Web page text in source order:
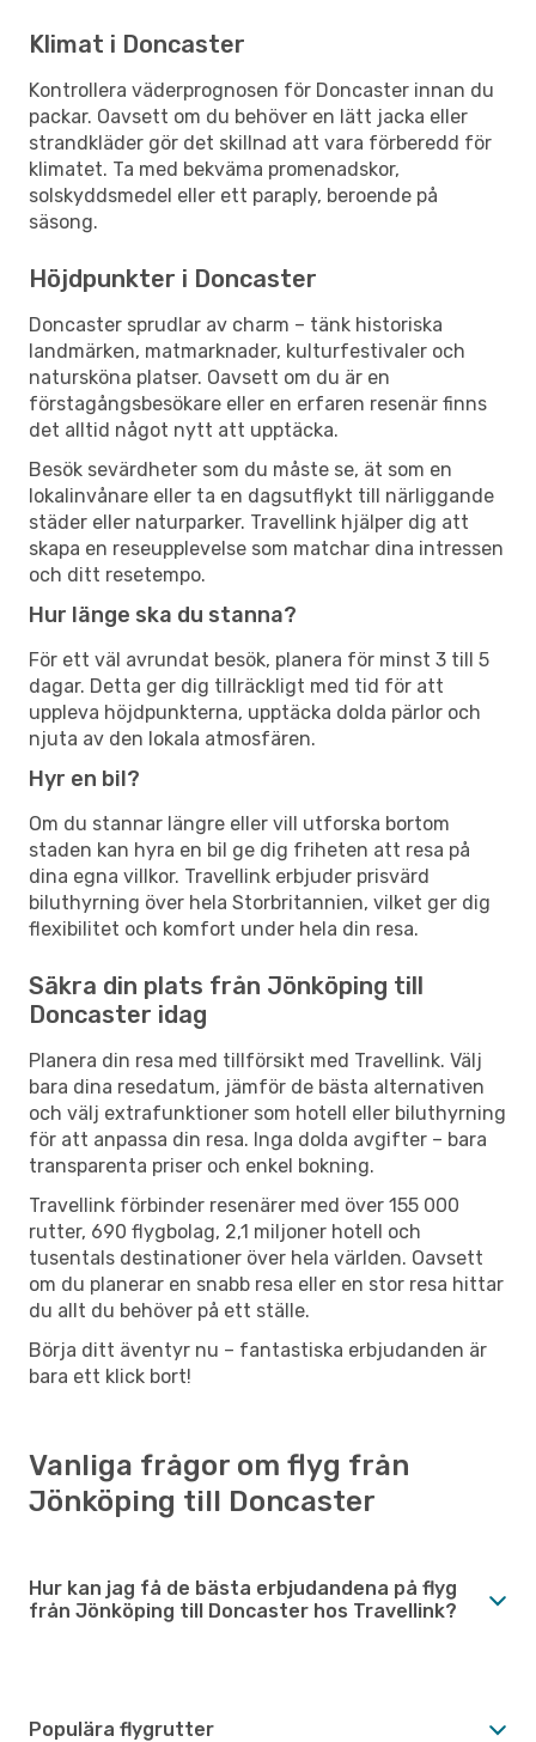
Klimat i Doncaster
Kontrollera väderprognosen för Doncaster innan du
packar. Oavsett om du behöver en lätt jacka eller
strandkläder gör det skillnad att vara förberedd för
klimatet. Ta med bekväma promenadskor,
solskyddsmedel eller ett paraply, beroende på
säsong.
Höjdpunkter i Doncaster
Doncaster sprudlar av charm – tänk historiska
landmärken, matmarknader, kulturfestivaler och
natursköna platser. Oavsett om du är en
förstagångsbesökare eller en erfaren resenär finns
det alltid något nytt att upptäcka.
Besök sevärdheter som du måste se, ät som en
lokalinvånare eller ta en dagsutflykt till närliggande
städer eller naturparker. Travellink hjälper dig att
skapa en reseupplevelse som matchar dina intressen
och ditt resetempo.
Hur länge ska du stanna?
För ett väl avrundat besök, planera för minst 3 till 5
dagar. Detta ger dig tillräckligt med tid för att
uppleva höjdpunkterna, upptäcka dolda pärlor och
njuta av den lokala atmosfären.
Hyr en bil?
Om du stannar längre eller vill utforska bortom
staden kan hyra en bil ge dig friheten att resa på
dina egna villkor. Travellink erbjuder prisvärd
biluthyrning över hela Storbritannien, vilket ger dig
flexibilitet och komfort under hela din resa.
Säkra din plats från Jönköping till
Doncaster idag
Planera din resa med tillförsikt med Travellink. Välj
bara dina resedatum, jämför de bästa alternativen
och välj extrafunktioner som hotell eller biluthyrning
för att anpassa din resa. Inga dolda avgifter – bara
transparenta priser och enkel bokning.
Travellink förbinder resenärer med över 155 000
rutter, 690 flygbolag, 2,1 miljoner hotell och
tusentals destinationer över hela världen. Oavsett
om du planerar en snabb resa eller en stor resa hittar
du allt du behöver på ett ställe.
Börja ditt äventyr nu – fantastiska erbjudanden är
bara ett klick bort!
Vanliga frågor om flyg från
Jönköping till Doncaster
Hur kan jag få de bästa erbjudandena på flyg
från Jönköping till Doncaster hos Travellink?
Populära flygrutter